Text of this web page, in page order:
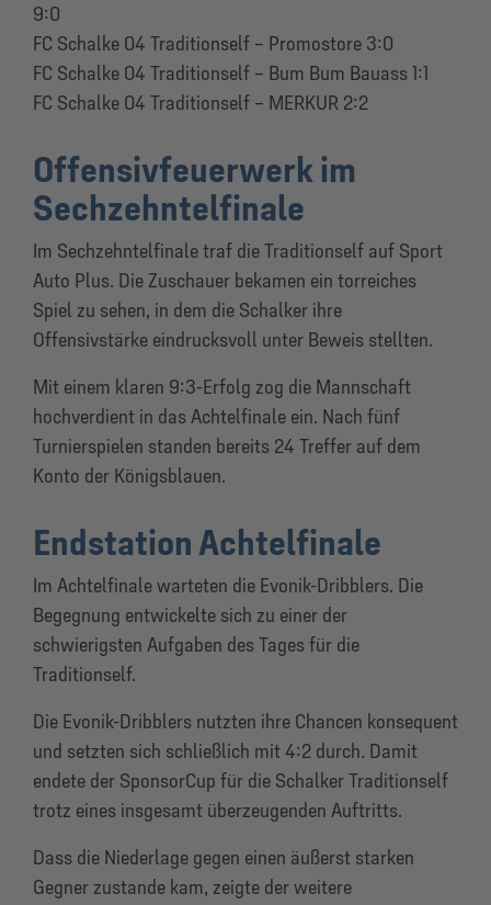
9:0
FC Schalke 04 Traditionself – Promostore 3:0
FC Schalke 04 Traditionself – Bum Bum Bauass 1:1
FC Schalke 04 Traditionself – MERKUR 2:2
Offensivfeuerwerk im
Sechzehntelfinale
Im Sechzehntelfinale traf die Traditionself auf Sport
Auto Plus. Die Zuschauer bekamen ein torreiches
Spiel zu sehen, in dem die Schalker ihre
Offensivstärke eindrucksvoll unter Beweis stellten.
Mit einem klaren 9:3-Erfolg zog die Mannschaft
hochverdient in das Achtelfinale ein. Nach fünf
Turnierspielen standen bereits 24 Treffer auf dem
Konto der Königsblauen.
Endstation Achtelfinale
Im Achtelfinale warteten die Evonik-Dribblers. Die
Begegnung entwickelte sich zu einer der
schwierigsten Aufgaben des Tages für die
Traditionself.
Die Evonik-Dribblers nutzten ihre Chancen konsequent
und setzten sich schließlich mit 4:2 durch. Damit
endete der SponsorCup für die Schalker Traditionself
trotz eines insgesamt überzeugenden Auftritts.
Dass die Niederlage gegen einen äußerst starken
Gegner zustande kam, zeigte der weitere